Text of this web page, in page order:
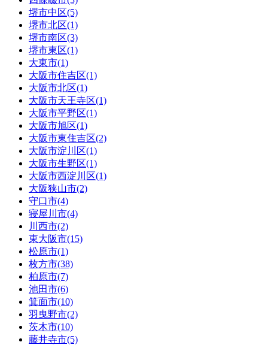
堺市中区(5)
堺市北区(1)
堺市南区(3)
堺市東区(1)
大東市(1)
大阪市住吉区(1)
大阪市北区(1)
大阪市天王寺区(1)
大阪市平野区(1)
大阪市旭区(1)
大阪市東住吉区(2)
大阪市淀川区(1)
大阪市生野区(1)
大阪市西淀川区(1)
大阪狭山市(2)
守口市(4)
寝屋川市(4)
川西市(2)
東大阪市(15)
松原市(1)
枚方市(38)
柏原市(7)
池田市(6)
箕面市(10)
羽曳野市(2)
茨木市(10)
藤井寺市(5)